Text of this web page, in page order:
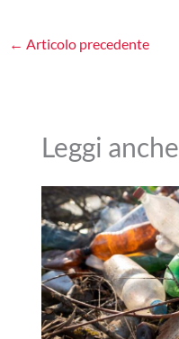
← Articolo precedente
Leggi anche